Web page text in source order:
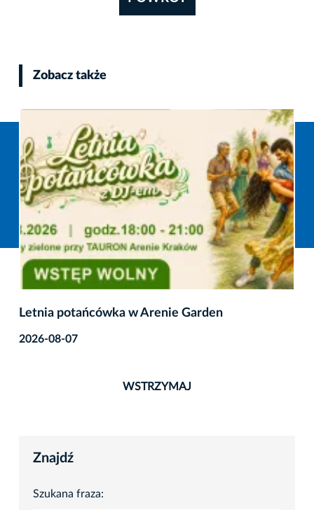
Zobacz także
Letnia potańcówka w Arenie Garden
2026-08-07
WSTRZYMAJ
Znajdź
Szukana fraza: